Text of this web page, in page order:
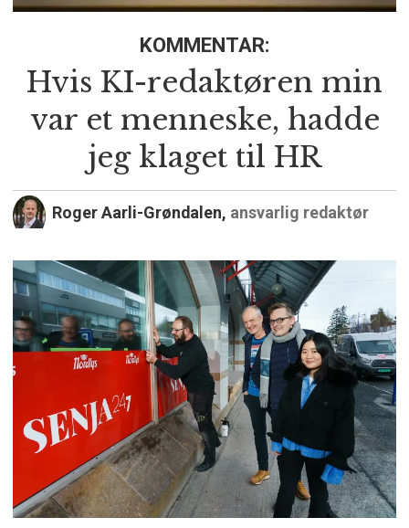
KOMMENTAR:
Hvis KI-redaktøren min
var et menneske, hadde
jeg klaget til HR
Roger Aarli-Grøndalen, ansvarlig redaktør